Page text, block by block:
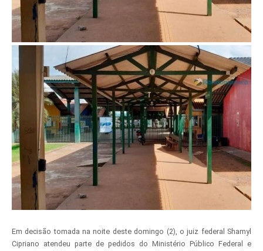
Em decisão tomada na noite deste domingo (2), o juiz federal Shamyl
Cipriano atendeu parte de pedidos do Ministério Público Federal e